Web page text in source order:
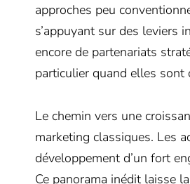
approches peu
s’appuyant sur des leviers
encore de partenariats
particulier quand elles sont
Le chemin vers une
marketing classiques. Les
développement d’un fort
Ce panorama inédit laisse